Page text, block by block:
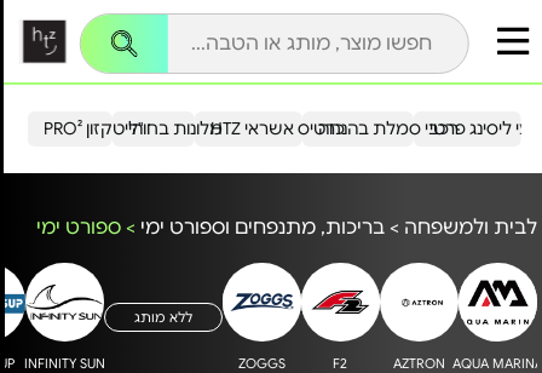
הייטקזון PRO²מלונות בחו"ל כרטיס אשראי HTZ ליסינג פרטירכבי סמלת בהנחה
לבית ולמשפחה > בריכות, מתנפחים וספורט ימי > ספורט ימי
AQUA MARINA
AZTRON
F2
ZOGGS
ללא מותג
INFINITY SUN